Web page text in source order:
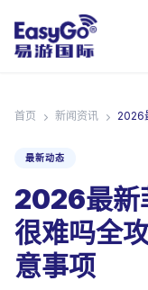
首页 新闻资讯
最新动态
2026最新
很难吗全
意事项